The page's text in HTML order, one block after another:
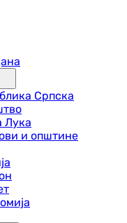
Српска
Лука
и општине